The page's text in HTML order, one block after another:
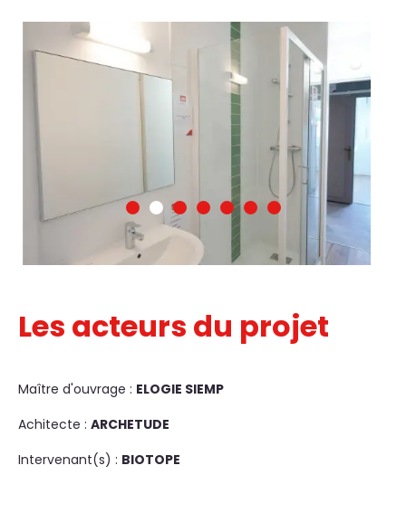
Les acteurs du projet
Maître d'ouvrage : ELOGIE SIEMP
Achitecte : ARCHETUDE
Intervenant(s) : BIOTOPE